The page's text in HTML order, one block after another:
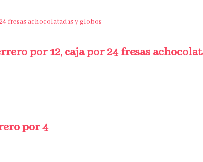
por 12, caja por 24 fresas
por 4